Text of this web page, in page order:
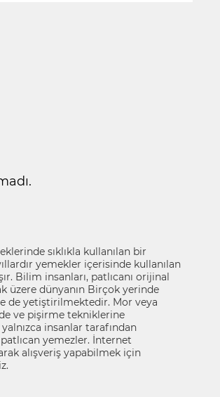
sıklıkla kullanılan bir
yemekler içerisinde kullanılan
Bilim insanları, patlıcanı orijinal
üzere dünyanın Birçok yerinde
de yetiştirilmektedir. Mor veya
ve pişirme tekniklerine
insanlar tarafından
yemezler. İnternet
alışveriş yapabilmek için